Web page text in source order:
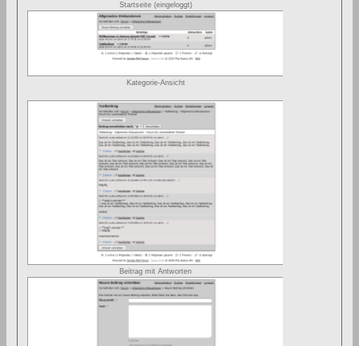
Startseite (eingeloggt)
Kategorie-Ansicht
Beitrag mit Antworten